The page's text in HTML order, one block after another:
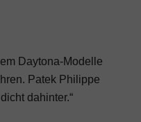
Daytona-Modelle
Patek Philippe
dahinter.“